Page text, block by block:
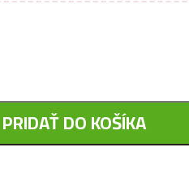
PRIDAŤ DO KOŠÍKA